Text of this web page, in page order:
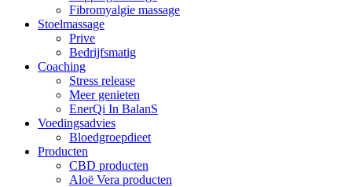
Fibromyalgie massage
Stoelmassage
Prive
Bedrijfsmatig
Coaching
Stress release
Meer genieten
EnerQi In BalanS
Voedingsadvies
Bloedgroepdieet
Producten
CBD producten
Aloë Vera producten